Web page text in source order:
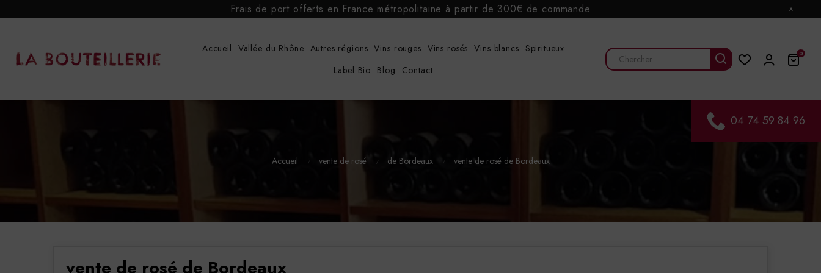
Frais de port offerts en France métropolitaine à partir de 300€ de commande x
Accueil Vallée du Rhône Autres régions Vins rouges Vins rosés Vins blancs Spiritueux
Label Bio Blog Contact
0
04 74 59 84 96
Accueil vente de rosé de Bordeaux vente de rosé de Bordeaux
vente de rosé de Bordeaux